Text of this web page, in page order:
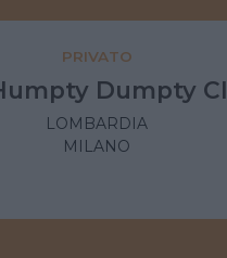
PRIVATO
Dumpty
LOMBARDIA
MILANO